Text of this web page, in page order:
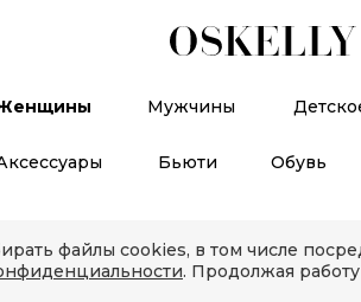
Мужчины
Бьюти Обувь
файлы cookies, в том числе
. Продолжая